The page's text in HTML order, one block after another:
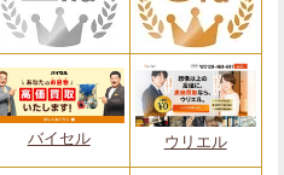
バイセル ウリエル